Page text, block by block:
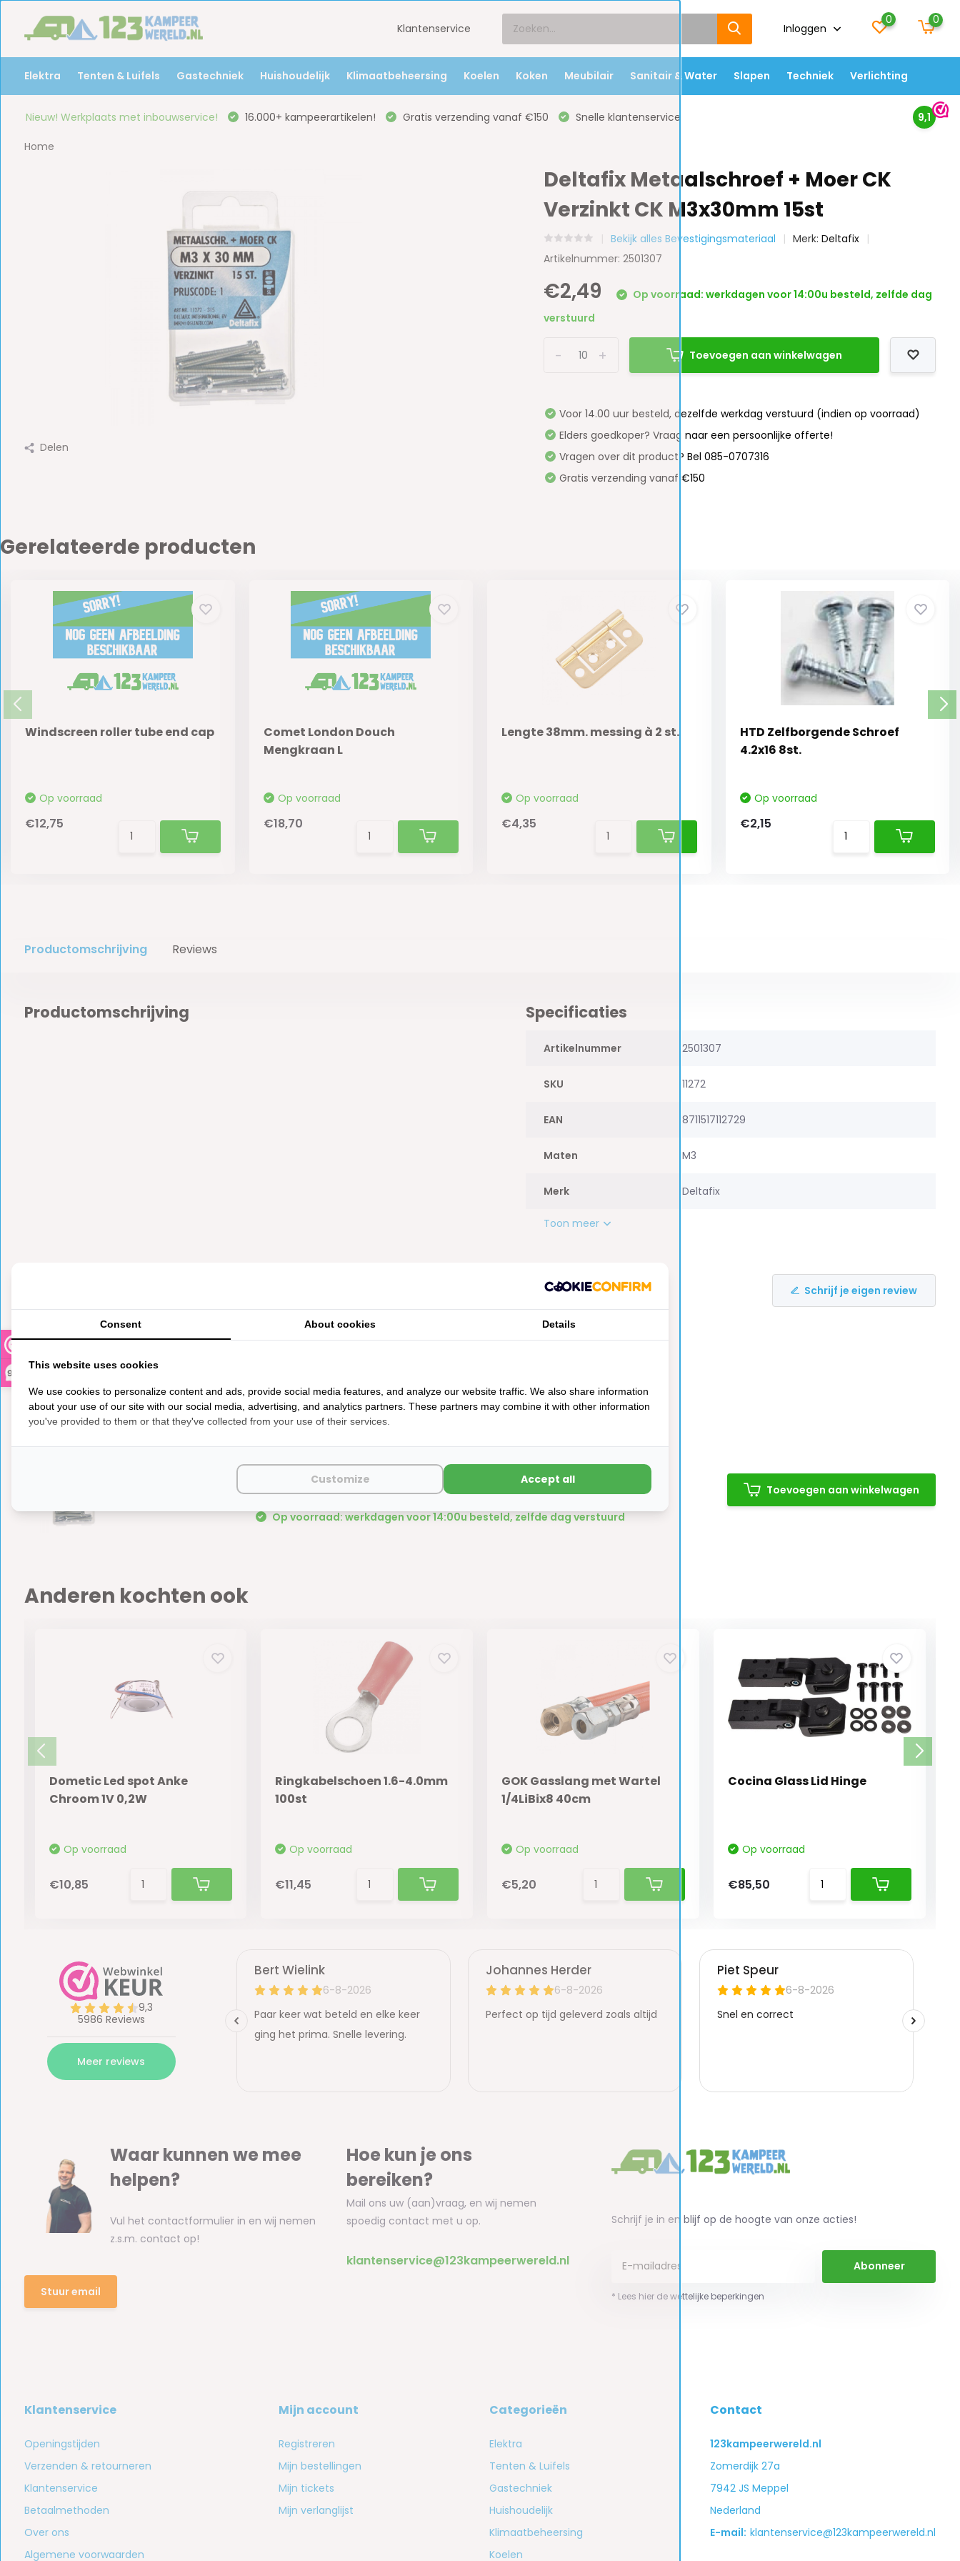
9,3
Klantenservice Inloggen
0 0
Elektra Tenten & Luifels Gastechniek Huishoudelijk Klimaatbeheersing Koelen Koken Meubilair Sanitair & Water Slapen Techniek Verlichting
Nieuw! Werkplaats met inbouwservice! 16.000+ kampeerartikelen! Gratis verzending vanaf €150 Snelle klantenservice 9,1
Home
Delen
Deltafix Metaalschroef + Moer CK
Verzinkt CK M3x30mm 15st
Bekijk alles Bevestigingsmateriaal Merk:Deltafix
Artikelnummer: 2501307
€2,49
Op voorraad: werkdagen voor 14:00u besteld, zelfde dag
verstuurd
+
- Toevoegen aan winkelwagen
Voor 14.00 uur besteld, dezelfde werkdag verstuurd (indien op voorraad)
Elders goedkoper? Vraag naar een persoonlijke offerte!
Vragen over dit product? Bel 085-0707316
Gratis verzending vanaf €150
Gerelateerde producten
Windscreen roller tube end cap
Op voorraad
€12,75
Comet London Douch
Mengkraan L
Op voorraad
€18,70
Lengte 38mm. messing à 2 st.
Op voorraad
€4,35
HTD Zelfborgende Schroef
4.2x16 8st.
Op voorraad
€2,15
Productomschrijving Reviews
Productomschrijving Specificaties
Artikelnummer 2501307
SKU 11272
EAN 8711517112729
Maten M3
Merk Deltafix
Toon meer
0from5 Based on 0 reviews
Schrijf je eigen review
Er zijn nog geen reviews geschreven over dit product..
Deltafix Metaalschroef + Moer CK Verzinkt CK
M3x30mm 15st
Op voorraad: werkdagen voor 14:00u besteld, zelfde dag verstuurd
Toevoegen aan winkelwagen
Anderen kochten ook
Dometic Led spot Anke
Chroom 1V 0,2W
Op voorraad
€10,85
Ringkabelschoen 1.6-4.0mm
100st
Op voorraad
€11,45
GOK Gasslang met Wartel
1/4LiBix8 40cm
Op voorraad
€5,20
Cocina Glass Lid Hinge
Op voorraad
€85,50
Waar kunnen we mee
helpen?
Vul het contactformulier in en wij nemen
z.s.m. contact op!
Stuur email
Hoe kun je ons
bereiken?
Mail ons uw (aan)vraag, en wij nemen
spoedig contact met u op.
klantenservice@123kampeerwereld.nl
Schrijf je in en blijf op de hoogte van onze acties!
Abonneer
* Lees hier de wettelijke beperkingen
Klantenservice
Openingstijden
Verzenden & retourneren
Klantenservice
Betaalmethoden
Over ons
Algemene voorwaarden
Mijn account
Registreren
Mijn bestellingen
Mijn tickets
Mijn verlanglijst
Categorieën
Elektra
Tenten & Luifels
Gastechniek
Huishoudelijk
Klimaatbeheersing
Koelen
Contact
123kampeerwereld.nl
Zomerdijk 27a
7942 JS Meppel
Nederland
E-mail: klantenservice@123kampeerwereld.nl
Consent About cookies Details
This website uses cookies
We use cookies to personalize content and ads, provide social media features, and analyze our website traffic. We also share information
about your use of our site with our social media, advertising, and analytics partners. These partners may combine it with other information
you've provided to them or that they've collected from your use of their services.
Customize Accept all